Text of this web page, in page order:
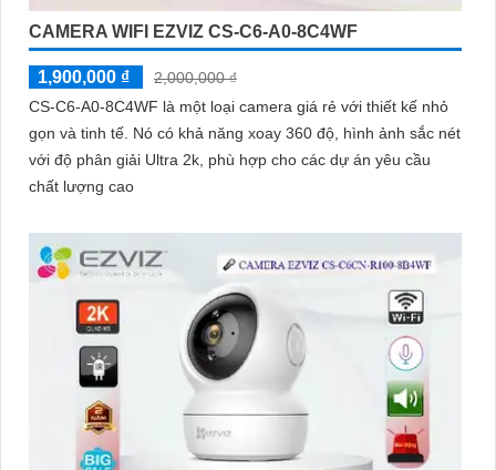
CAMERA WIFI EZVIZ CS-C6-A0-8C4WF
1,900,000 ₫
2,000,000 ₫
CS-C6-A0-8C4WF là một loại camera giá rẻ với thiết kế nhỏ
gọn và tinh tế. Nó có khả năng xoay 360 độ, hình ảnh sắc nét
với độ phân giải Ultra 2k, phù hợp cho các dự án yêu cầu
chất lượng cao